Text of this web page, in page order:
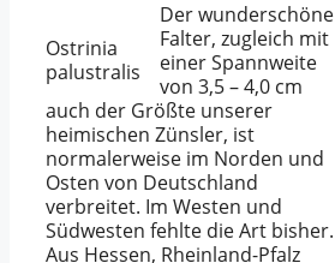
Ostrinia
palustralis
Der wunderschöne
Falter, zugleich mit
einer Spannweite
von 3,5 – 4,0 cm
auch der Größte unserer
heimischen Zünsler, ist
normalerweise im Norden und
Osten von Deutschland
verbreitet. Im Westen und
Südwesten fehlte die Art bisher.
Aus Hessen, Rheinland-Pfalz